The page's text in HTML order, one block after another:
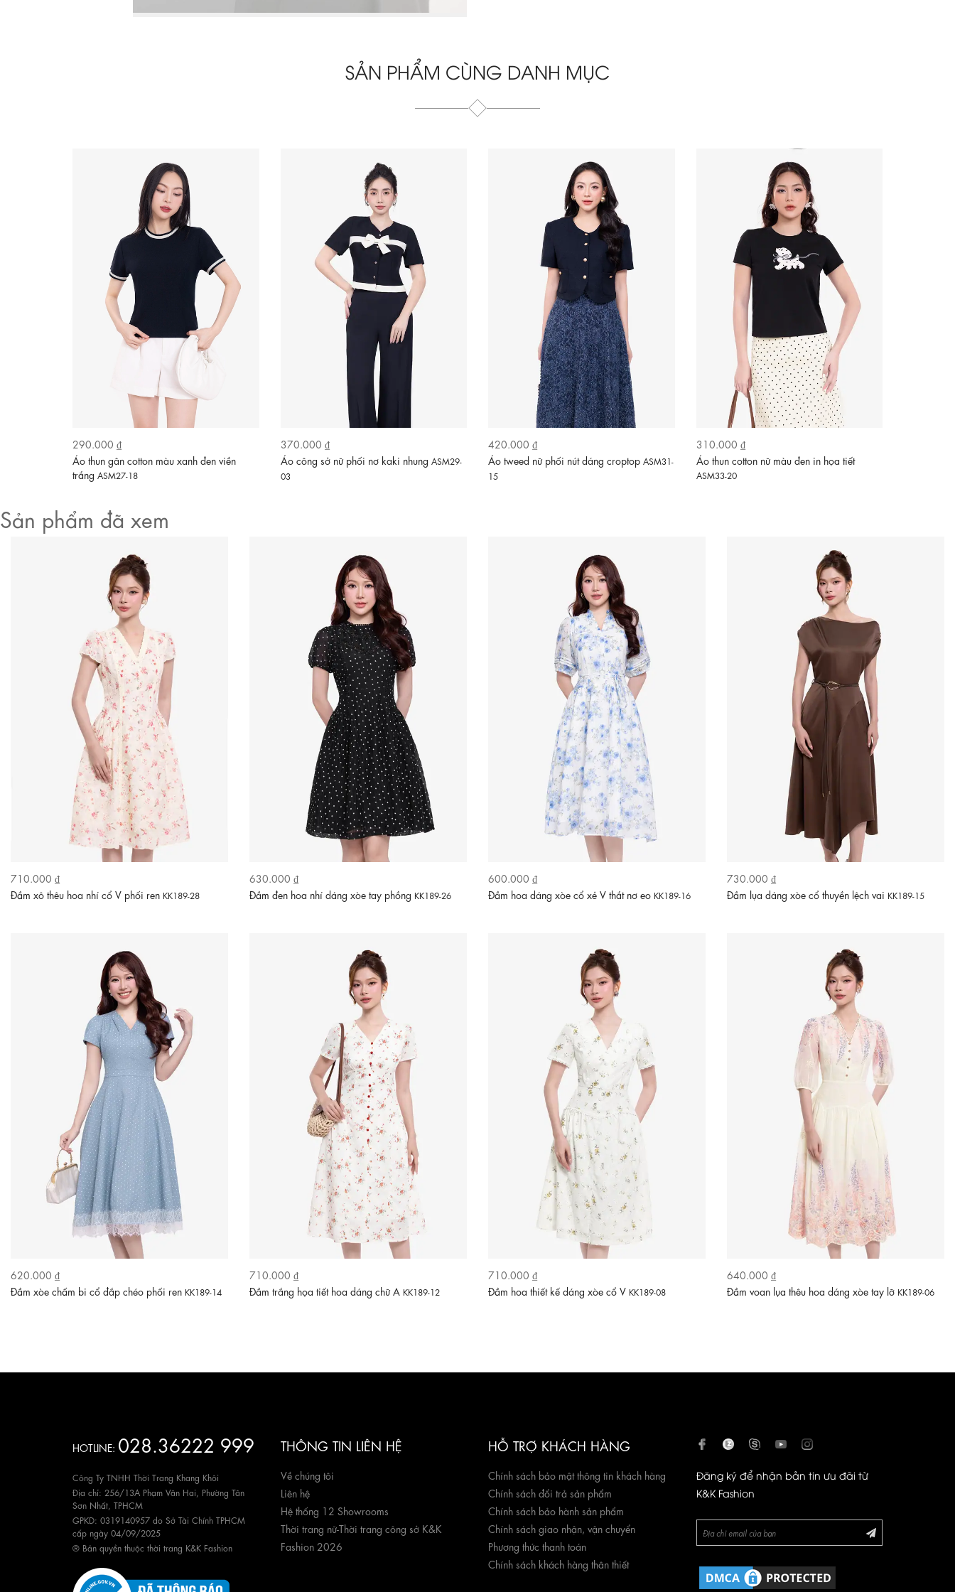
SẢN PHẨM CÙNG DANH MỤC
290.000 ₫
Áo thun gân cotton màu xanh đen viền
trắng ASM27-18
370.000 ₫
Áo công sở nữ phối nơ kaki nhung ASM29-
03
420.000 ₫
Áo tweed nữ phối nút dáng croptop ASM31-
15
310.000 ₫
Áo thun cotton nữ màu đen in họa tiết
ASM33-20
Sản phẩm đã xem
710.000 ₫
Đầm xô thêu hoa nhí cổ V phối ren KK189-28
630.000 ₫
Đầm đen hoa nhí dáng xòe tay phồng KK189-26
600.000 ₫
Đầm hoa dáng xòe cổ xẻ V thắt nơ eo KK189-16
730.000 ₫
Đầm lụa dáng xòe cổ thuyền lệch vai KK189-15
620.000 ₫
Đầm xòe chấm bi cổ đắp chéo phối ren KK189-14
710.000 ₫
Đầm trắng họa tiết hoa dáng chữ A KK189-12
710.000 ₫
Đầm hoa thiết kế dáng xòe cổ V KK189-08
640.000 ₫
Đầm voan lụa thêu hoa dáng xòe tay lỡ KK189-06
HOTLINE: 028.36222 999
Công Ty TNHH Thời Trang Khang Khôi
Địa chỉ: 256/13A Phạm Văn Hai, Phường Tân
Sơn Nhất, TPHCM
GPKD: 0319140957 do Sở Tài Chính TPHCM
cấp ngày 04/09/2025
® Bản quyền thuộc thời trang K&K Fashion
THÔNG TIN LIÊN HỆ
Về chúng tôi
Liên hệ
Hệ thống 12 Showrooms
Thời trang nữ-Thời trang công sở K&K
Fashion 2026
HỖ TRỢ KHÁCH HÀNG
Chính sách bảo mật thông tin khách hàng
Chính sách đổi trả sản phẩm
Chính sách bảo hành sản phẩm
Chính sách giao nhận, vận chuyển
Phương thức thanh toán
Chính sách khách hàng thân thiết
Đăng ký để nhận bản tin ưu đãi từ
K&K Fashion